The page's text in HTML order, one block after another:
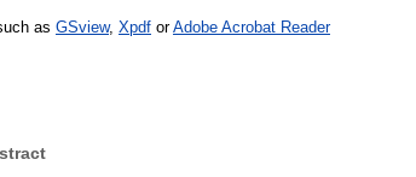
as GSview, Xpdf orAdobe Acrobat Reader